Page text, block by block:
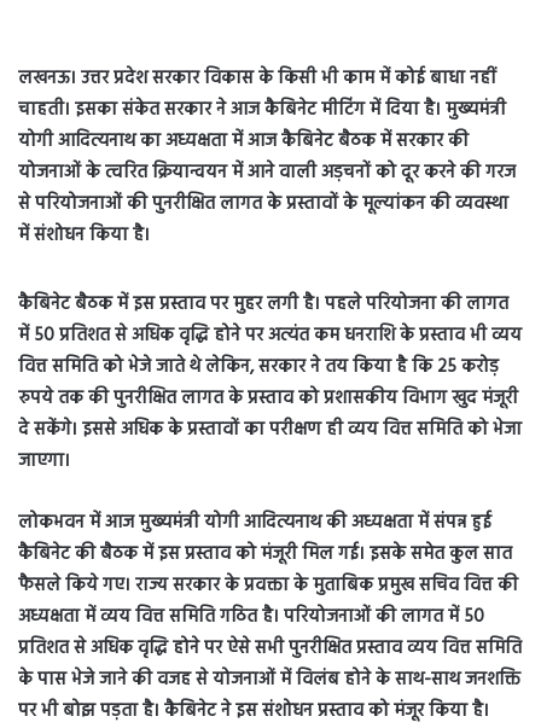
लखनऊ। उत्तर प्रदेश सरकार विकास के किसी भी काम में कोई बाधा नहीं
चाहती। इसका संकेत सरकार ने आज कैबिनेट मीटिंग में दिया है। मुख्यमंत्री
योगी आदित्यनाथ का अध्यक्षता में आज कैबिनेट बैठक में सरकार की
योजनाओं के त्वरित क्रियान्वयन में आने वाली अड़चनों को दूर करने की गरज
से परियोजनाओं की पुनरीक्षित लागत के प्रस्तावों के मूल्यांकन की व्यवस्था
में संशोधन किया है।
कैबिनेट बैठक में इस प्रस्ताव पर मुहर लगी है। पहले परियोजना की लागत
में 50 प्रतिशत से अधिक वृद्धि होने पर अत्यंत कम धनराशि के प्रस्ताव भी व्यय
वित्त समिति को भेजे जाते थे लेकिन, सरकार ने तय किया है कि 25 करोड़
रुपये तक की पुनरीक्षित लागत के प्रस्ताव को प्रशासकीय विभाग खुद मंजूरी
दे सकेंगे। इससे अधिक के प्रस्तावों का परीक्षण ही व्यय वित्त समिति को भेजा
जाएगा।
लोकभवन में आज मुख्यमंत्री योगी आदित्यनाथ की अध्यक्षता में संपन्न हुई
कैबिनेट की बैठक में इस प्रस्ताव को मंजूरी मिल गई। इसके समेत कुल सात
फैसले किये गए। राज्य सरकार के प्रवक्ता के मुताबिक प्रमुख सचिव वित्त की
अध्यक्षता में व्यय वित्त समिति गठित है। परियोजनाओं की लागत में 50
प्रतिशत से अधिक वृद्धि होने पर ऐसे सभी पुनरीक्षित प्रस्ताव व्यय वित्त समिति
के पास भेजे जाने की वजह से योजनाओं में विलंब होने के साथ-साथ जनशक्ति
पर भी बोझ पड़ता है। कैबिनेट ने इस संशोधन प्रस्ताव को मंजूर किया है।